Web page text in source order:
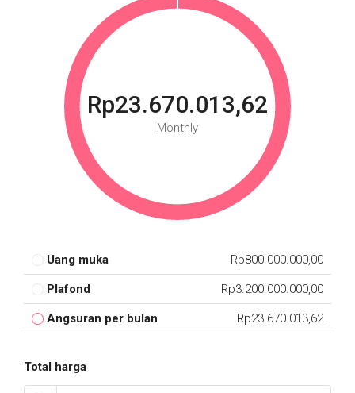
Rp23.670.013,62
Monthly
Uang muka Rp800.000.000,00
Plafond Rp3.200.000.000,00
Angsuran per bulan Rp23.670.013,62
Total harga